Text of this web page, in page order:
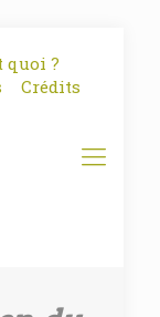
quoi ?
Crédits